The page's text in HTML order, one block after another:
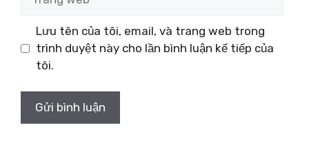
web
Lưu tên của tôi, email, và trang web trong
trình duyệt này cho lần bình luận kế tiếp của
tôi.